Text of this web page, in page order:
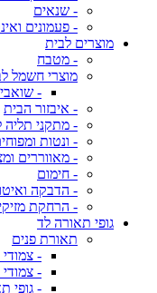
- שנאים
- פעמונים
מוצרים לבית
- מטבח
מוצרי חשמל
-
- איבזור הבית
- מתקני תליה
- ונטות
- מאווררים
- חימום
- הדבקה
- הרחקת
גופי תאורה לד
תאורת פנים
- צמודי
-
- גופי